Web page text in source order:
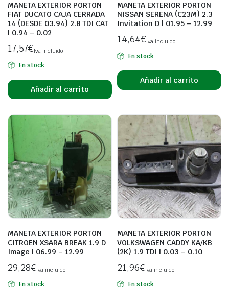
MANETA EXTERIOR PORTON
FIAT DUCATO CAJA CERRADA
14 (DESDE 03.94) 2.8 TDI CAT
| 0.94 – 0.02
17,57€Iva incluido
En stock
Añadir al carrito
MANETA EXTERIOR PORTON
NISSAN SERENA (C23M) 2.3
Invitation D | 01.95 – 12.99
14,64€Iva incluido
En stock
Añadir al carrito
MANETA EXTERIOR PORTON
CITROEN XSARA BREAK 1.9 D
Image | 06.99 – 12.99
29,28€Iva incluido
En stock
MANETA EXTERIOR PORTON
VOLKSWAGEN CADDY KA/KB
(2K) 1.9 TDI | 0.03 – 0.10
21,96€Iva incluido
En stock